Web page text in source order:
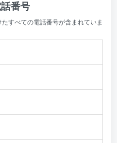
番号
すべての電話番号が含まれていま